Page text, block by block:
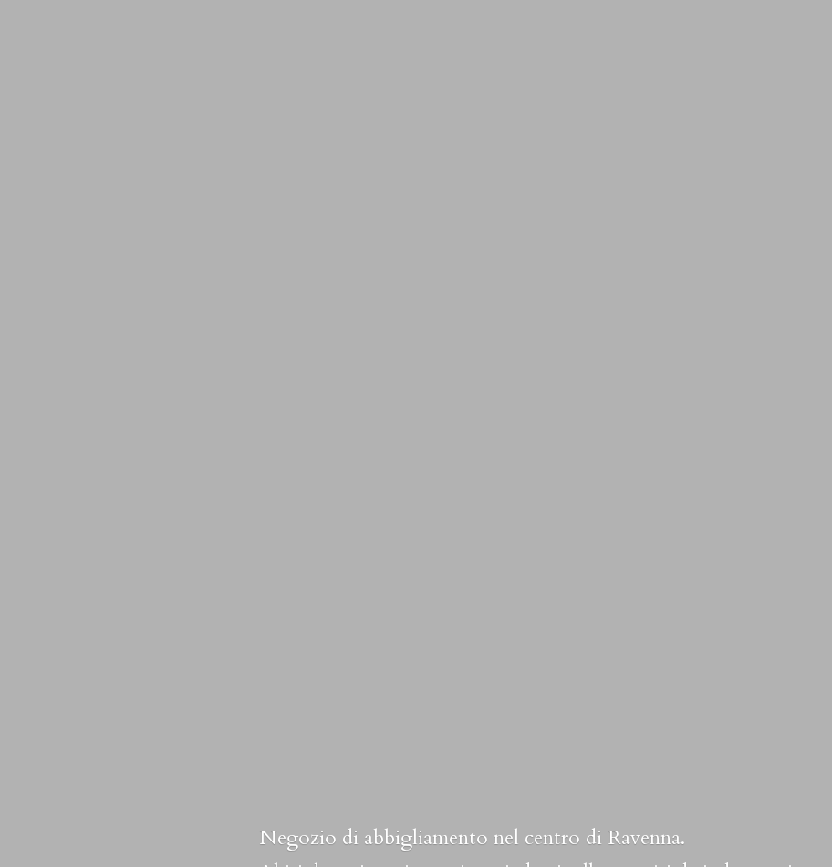
Negozio di abbigliamento nel centro di Ravenna.